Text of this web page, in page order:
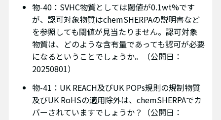
物-40：SVHC物質としては閾値が0.1wt%です
が、認可対象物質はchemSHERPAの説明書など
を参照しても閾値が見当たりません。認可対象
物質は、どのような含有量であっても認可が必要
になるということでしょうか。（公開日：
20250801）
物-41：UK REACH及びUK POPs規則の規制物質
及びUK RoHSの適用除外は、chemSHERPAでカ
バーされていますでしょうか？（公開日：